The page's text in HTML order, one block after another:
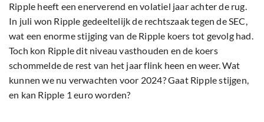
Ripple heeft een enerverend en volatiel jaar achter de rug.
In juli won Ripple gedeeltelijk de rechtszaak tegen de SEC,
wat een enorme stijging van de Ripple koers tot gevolg had.
Toch kon Ripple dit niveau vasthouden en de koers
schommelde de rest van het jaar flink heen en weer. Wat
kunnen we nu verwachten voor 2024? Gaat Ripple stijgen,
en kan Ripple 1 euro worden?